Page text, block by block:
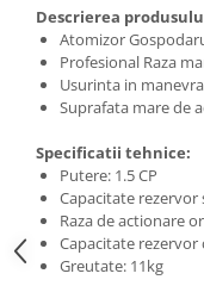
Tricouri
Veste
Descrierea
Atomizor
Profesional Raza
Usurinta in
Suprafata mare de
Specificatii tehnice:
Putere: 1.5 CP
Capacitate rezervor
Raza de actionare
Capacitate rezervor
Greutate: 11kg